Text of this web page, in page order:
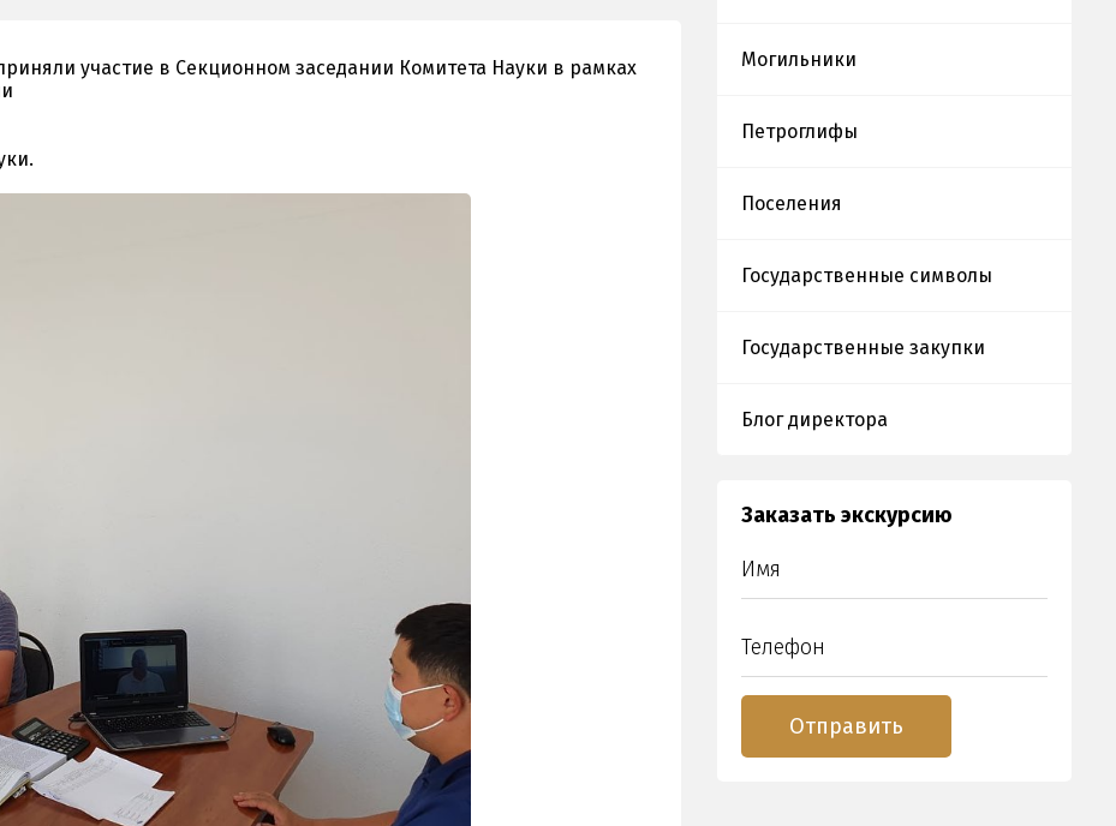
участие в Секционном заседании Комитета Науки в рамках
Могильники
Петроглифы
Поселения
Государственные символы
Государственные закупки
Блог директора
Заказать экскурсию